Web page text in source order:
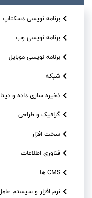
برنامه نویسی دسکتاپ
برنامه نویسی وب
برنامه نویسی موبایل
شبکه
ذخیره سازی داده و
گرافیک و طراحی
سخت افزار
فناوری اطلاعات
CMS ها
نرم افزار و سیستم